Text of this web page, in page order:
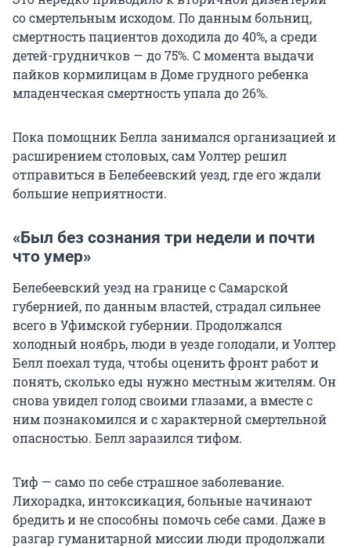
со смертельным исходом. По данным больниц,
смертность пациентов доходила до 40%, а среди
детей-грудничков — до 75%. С момента выдачи
пайков кормилицам в Доме грудного ребенка
младенческая смертность упала до 26%.
Пока помощник Белла занимался организацией и
расширением столовых, сам Уолтер решил
отправиться в Белебеевский уезд, где его ждали
большие неприятности.
«Был без сознания три недели и почти
что умер»
Белебеевский уезд на границе с Самарской
губернией, по данным властей, страдал сильнее
всего в Уфимской губернии. Продолжался
холодный ноябрь, люди в уезде голодали, и Уолтер
Белл поехал туда, чтобы оценить фронт работ и
понять, сколько еды нужно местным жителям. Он
снова увидел голод своими глазами, а вместе с
ним познакомился и с характерной смертельной
опасностью. Белл заразился тифом.
Тиф — само по себе страшное заболевание.
Лихорадка, интоксикация, больные начинают
бредить и не способны помочь себе сами. Даже в
разгар гуманитарной миссии люди продолжали